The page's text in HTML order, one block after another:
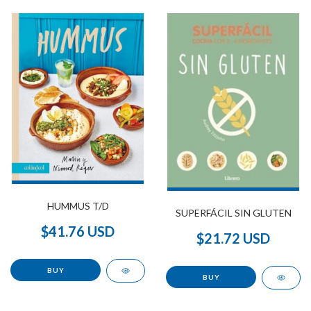
HUMMUS T/D
$41.76 USD
SUPERFÁCIL SIN GLUTEN
$21.72 USD